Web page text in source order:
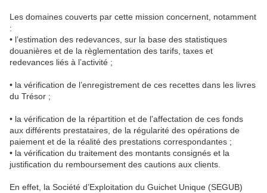
Les domaines couverts par cette mission concernent, notamment
:
• l’estimation des redevances, sur la base des statistiques
douanières et de la règlementation des tarifs, taxes et
redevances liés à l’activité ;
• la vérification de l’enregistrement de ces recettes dans les livres
du Trésor ;
• la vérification de la répartition et de l’affectation de ces fonds
aux différents prestataires, de la régularité des opérations de
paiement et de la réalité des prestations correspondantes ;
• la vérification du traitement des montants consignés et la
justification du remboursement des cautions aux clients.
En effet, la Société d’Exploitation du Guichet Unique (SEGUB)